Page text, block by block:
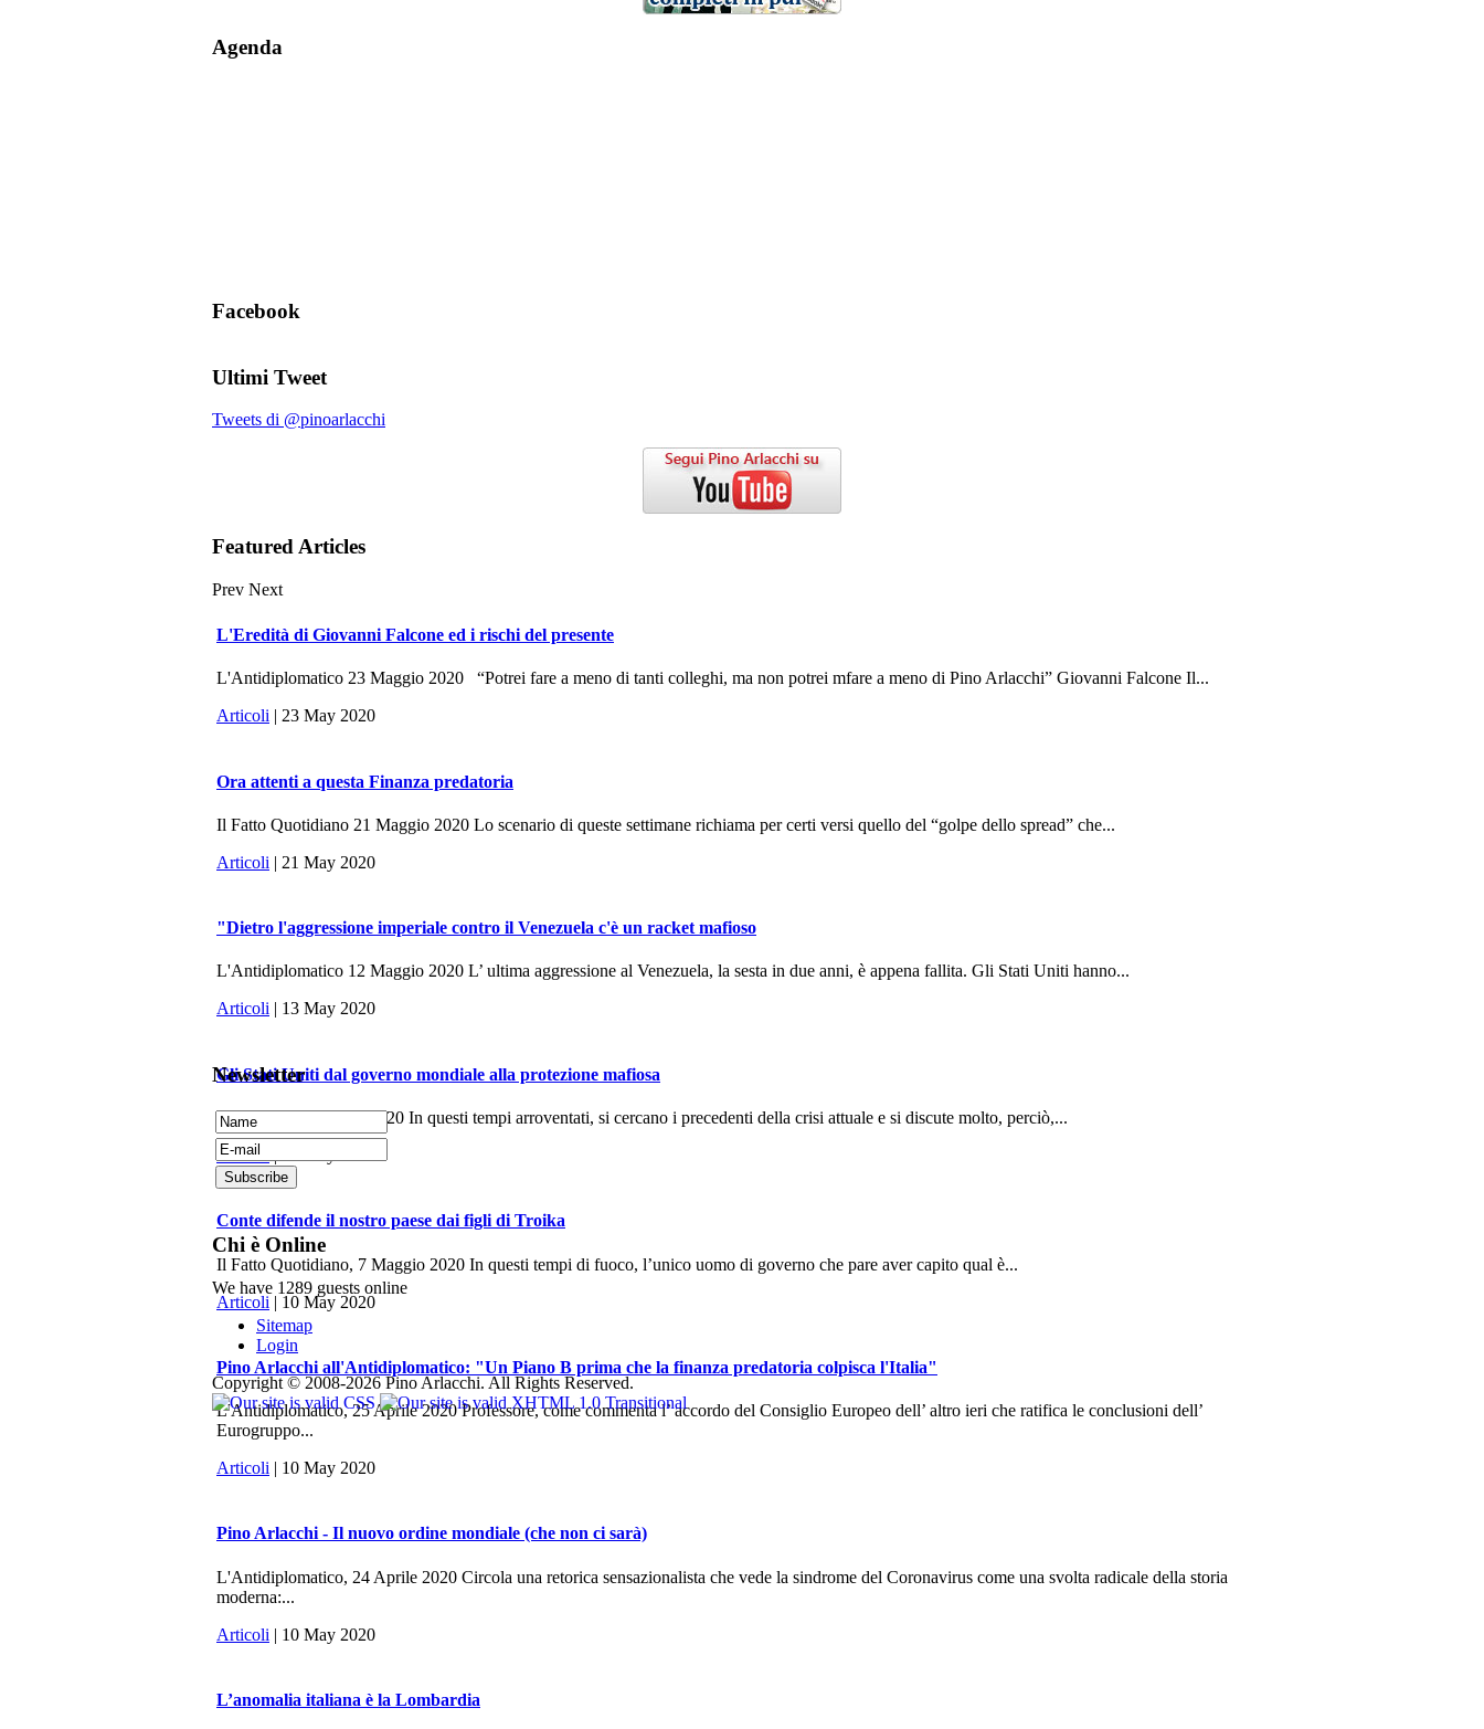
Agenda
Facebook
Ultimi Tweet
Tweets di @pinoarlacchi
Featured Articles
Prev Next
L'Eredità di Giovanni Falcone ed i rischi del presente
L'Antidiplomatico 23 Maggio 2020 “Potrei fare a meno di tanti colleghi, ma non potrei mfare a meno di Pino Arlacchi” Giovanni Falcone Il...
Articoli | 23 May 2020
Ora attenti a questa Finanza predatoria
Il Fatto Quotidiano 21 Maggio 2020 Lo scenario di queste settimane richiama per certi versi quello del “golpe dello spread” che...
Articoli | 21 May 2020
"Dietro l'aggressione imperiale contro il Venezuela c'è un racket mafioso
L'Antidiplomatico 12 Maggio 2020 L’ ultima aggressione al Venezuela, la sesta in due anni, è appena fallita. Gli Stati Uniti hanno...
Articoli | 13 May 2020
Gli Stati Uniti dal governo mondiale alla protezione mafiosa
La Fionda, 7 Maggio 2020 In questi tempi arroventati, si cercano i precedenti della crisi attuale e si discute molto, perciò,...
Articoli
Conte difende il nostro paese dai figli di Troika
Il Fatto Quotidiano, 7 Maggio 2020 In questi tempi di fuoco, l’unico uomo di governo che pare aver capito qual è...
Articoli | 10 May 2020
Pino Arlacchi all'Antidiplomatico: "Un Piano B prima che la finanza predatoria colpisca l'Italia"
L'Antidiplomatico, 25 Aprile 2020 Professore, come commenta l’ accordo del Consiglio Europeo dell’ altro ieri che ratifica le conclusioni dell’
Eurogruppo...
Articoli | 10 May 2020
Pino Arlacchi - Il nuovo ordine mondiale (che non ci sarà)
L'Antidiplomatico, 24 Aprile 2020 Circola una retorica sensazionalista che vede la sindrome del Coronavirus come una svolta radicale della storia
moderna:...
Articoli | 10 May 2020
L’anomalia italiana è la Lombardia
Newsletter
Chi è Online
We have 1289 guests online
Sitemap
Login
Copyright © 2008-2026 Pino Arlacchi. All Rights Reserved.